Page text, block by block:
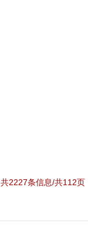
共2227条信息/共112页